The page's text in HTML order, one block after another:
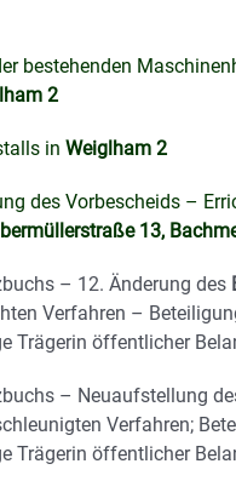
bestehenden
2
in Weiglham 2
des Vorbescheids –
13,
– 12. Änderung des
Verfahren –
Trägerin öffentlicher
– Neuaufstellung
Verfahren;
Trägerin öffentlicher